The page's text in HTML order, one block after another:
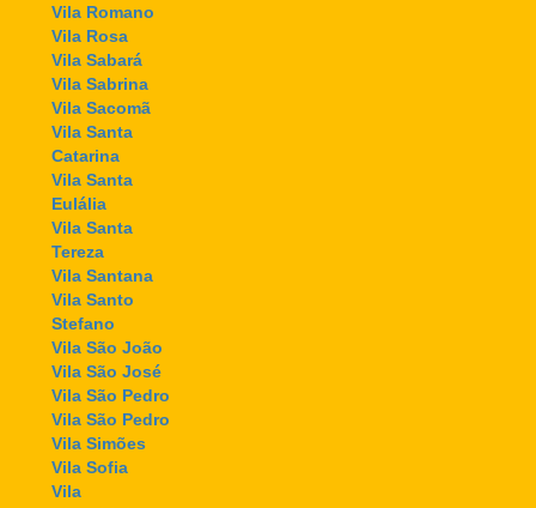
Vila Romano
Vila Rosa
Vila Sabará
Vila Sabrina
Vila Sacomã
Vila Santa
Catarina
Vila Santa
Eulália
Vila Santa
Tereza
Vila Santana
Vila Santo
Stefano
Vila São João
Vila São José
Vila São Pedro
Vila São Pedro
Vila Simões
Vila Sofia
Vila